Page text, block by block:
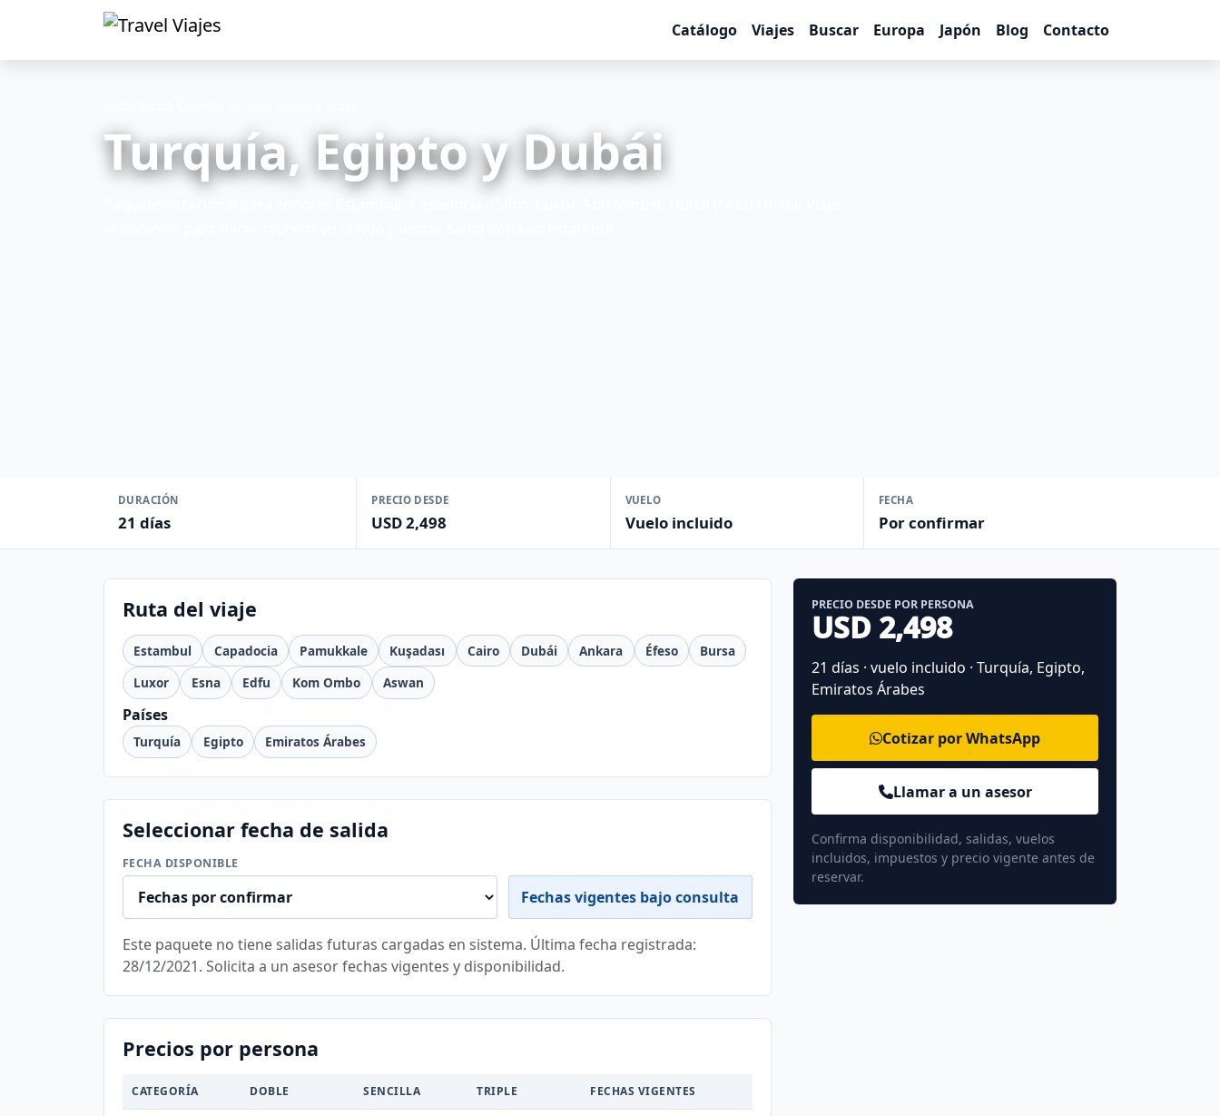
Catálogo Viajes Buscar Europa Japón Blog Contacto
Turquía, Egipto y Dubái
DURACIÓN
21 días
PRECIO DESDE
USD 2,498
VUELO
Vuelo incluido
FECHA
Por confirmar
Ruta del viaje
Estambul Capadocia Pamukkale Kuşadası Cairo Dubái Ankara Éfeso
Bursa
Luxor
Esna Edfu Kom Ombo Aswan
Países
Turquía Egipto Emiratos Árabes
Seleccionar fecha de salida
FECHA DISPONIBLE
Fechas vigentes bajo consulta
Este paquete no tiene salidas futuras cargadas en sistema. Última fecha registrada:
28/12/2021. Solicita a un asesor fechas vigentes y disponibilidad.
Precios por persona
CATEGORÍA DOBLE SENCILLA TRIPLE FECHAS VIGENTES
PRECIO DESDE POR PERSONA
USD 2,498
21 días · vuelo incluido · Turquía, Egipto,
Emiratos Árabes
Cotizar por WhatsApp
Llamar a un asesor
Confirma disponibilidad, salidas, vuelos
incluidos, impuestos y precio vigente antes de
reservar.